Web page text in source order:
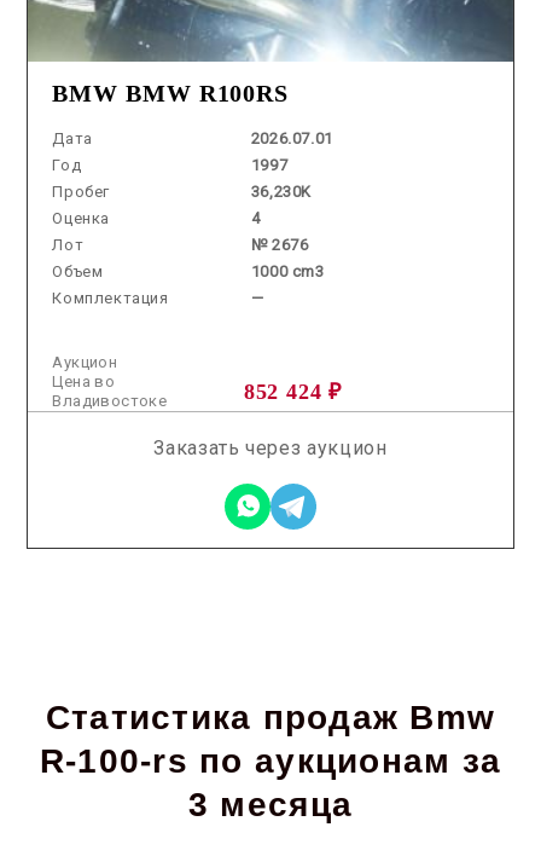
BMW BMW R100RS
Дата
2026.07.01
Год
1997
Пробег
36,230K
Оценка
4
Лот
№ 2676
Объем
1000 cm3
Комплектация
—
Аукцион
852 424 ₽
Цена во
Владивостоке
Заказать через аукцион
Статистика продаж Bmw
R-100-rs по аукционам за
3 месяца